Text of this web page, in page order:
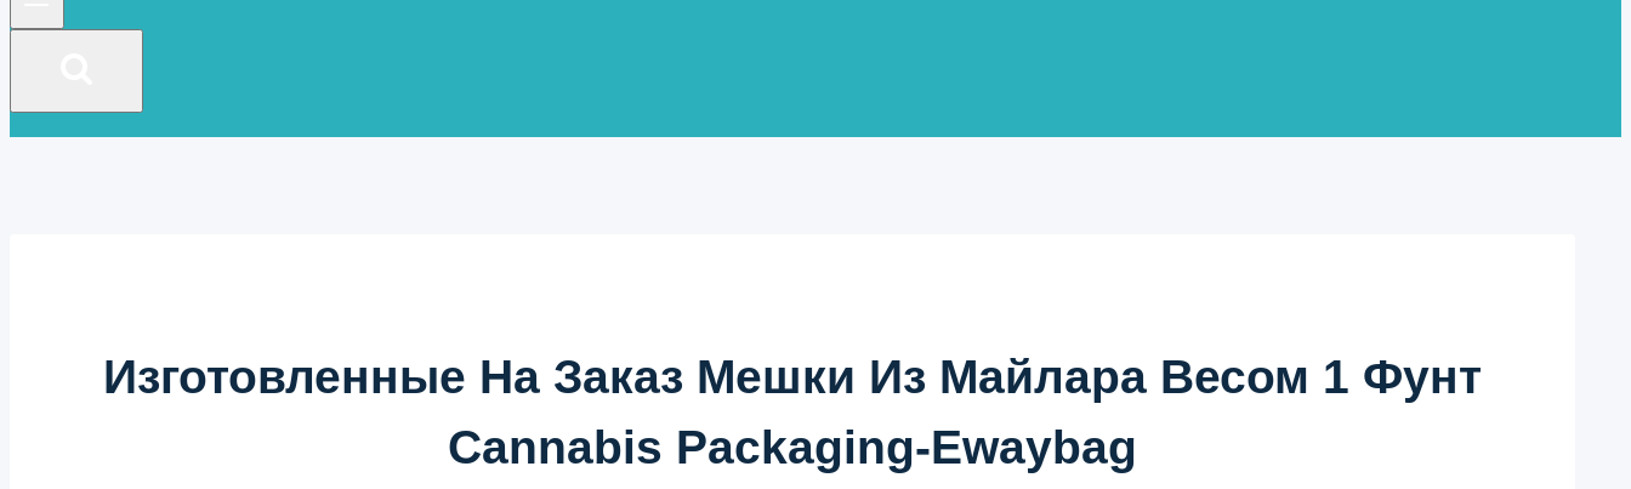
Изготовленные На Заказ Мешки Из Майлара Весом 1 Фунт
Cannabis Packaging-Ewaybag